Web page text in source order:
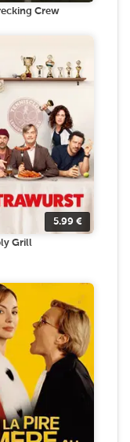
Crew
5.99 €
Grill